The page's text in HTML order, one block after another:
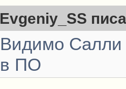
Evgeniy_SS
Видимо Салли
в ПО